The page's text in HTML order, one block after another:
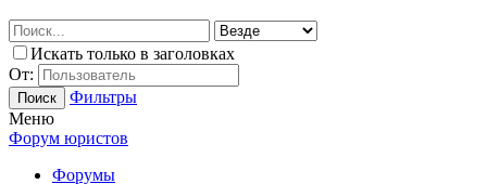
Искать только в заголовках
От:
Поиск
Фильтры
Меню
Форум юристов
Форумы